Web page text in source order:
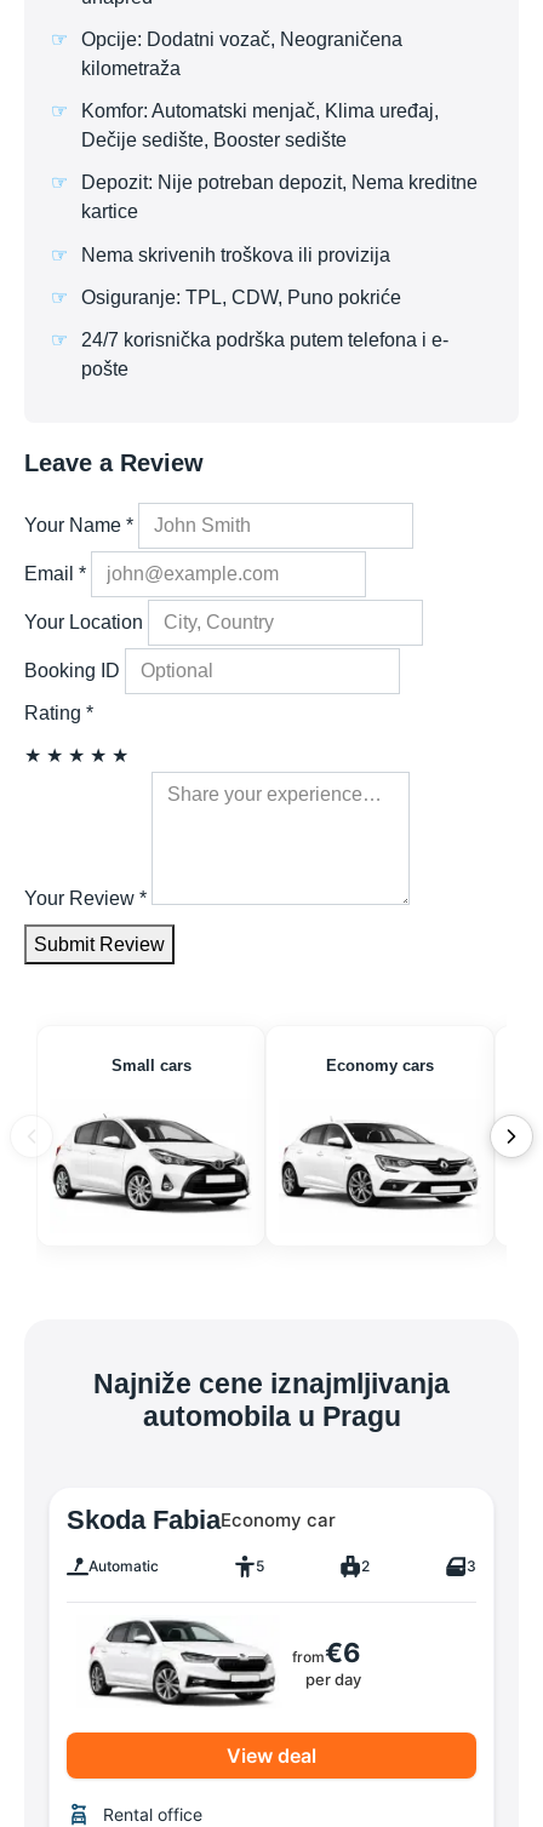
Opcije: Dodatni vozač, Neograničena
kilometraža
Komfor: Automatski menjač, Klima uređaj,
Dečije sedište, Booster sedište
Depozit: Nije potreban depozit, Nema kreditne
kartice
Nema skrivenih troškova ili provizija
Osiguranje: TPL, CDW, Puno pokriće
24/7 korisnička podrška putem telefona i e-
pošte
Leave a Review
Your Name *
Email *
Your Location
Booking ID
Rating *
★ ★ ★ ★ ★
Your Review *
Submit Review
Small cars Economy cars
Najniže cene iznajmljivanja
automobila u Pragu
Skoda FabiaEconomy car
Automatic 5 2 3
from€6
per day
View deal
Rental office